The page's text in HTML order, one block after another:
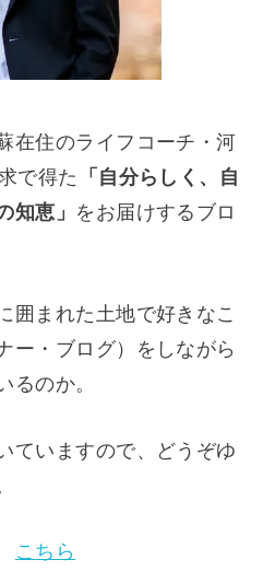
在住のライフコーチ・河
で得た
「自分らしく、自
知恵」 をお届けするブロ
囲まれた土地で好きなこ
ー・ブログ）をしながら
るのか。
ていますので、どうぞゆ
こちら